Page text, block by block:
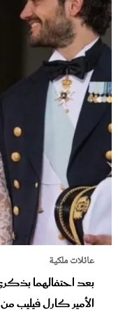
عائلات ملكية
بعد احتفالهما
الأمير كارل فيليب